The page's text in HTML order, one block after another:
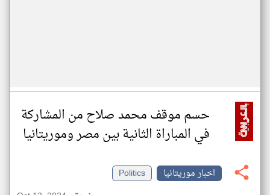
حسم موقف محمد صلاح من المشاركة
في المباراة الثانية بين مصر وموريتانيا
اخبار موريتانيا
Politics